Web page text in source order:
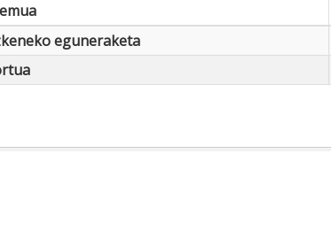
eguneraketa